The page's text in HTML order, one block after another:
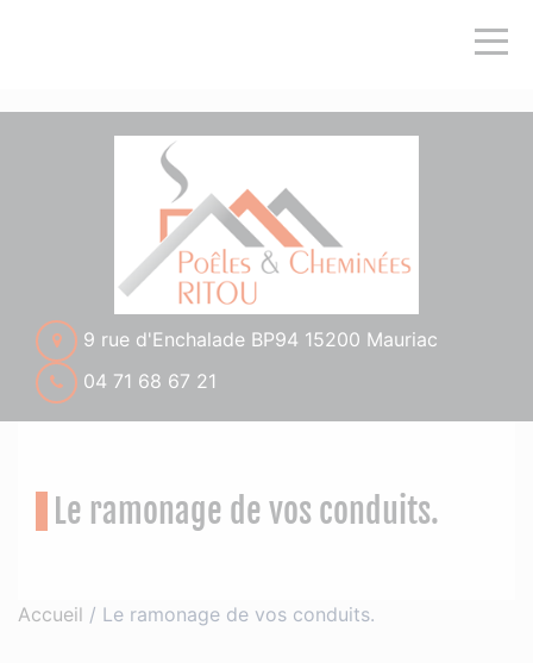
9 rue d'Enchalade BP94 15200 Mauriac
04 71 68 67 21
Le ramonage de vos conduits.
Accueil / Le ramonage de vos conduits.